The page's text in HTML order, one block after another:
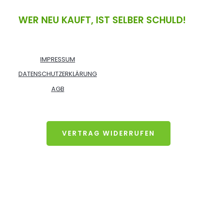
WER NEU KAUFT, IST SELBER SCHULD!
IMPRESSUM
DATENSCHUTZERKLÄRUNG
AGB
VERTRAG WIDERRUFEN